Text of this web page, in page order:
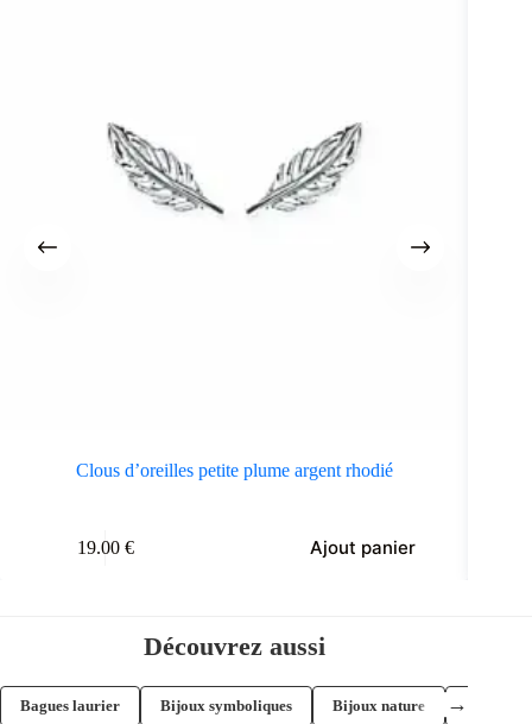
Clous d’oreilles petite plume argent rhodié
19.00 € Ajout panier
Découvrez aussi
Bagues laurier Bijoux symboliques Bijoux nature →